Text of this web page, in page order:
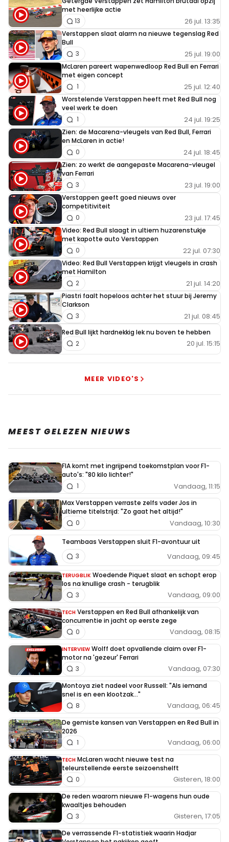
met heerlijke actie
26 jul. 13:35
13
Verstappen slaat alarm na nieuwe tegenslag Red
Bull
25 jul. 19:00
3
McLaren pareert wapenwedloop Red Bull en Ferrari
met eigen concept
25 jul. 12:40
1
Worstelende Verstappen heeft met Red Bull nog
veel werk te doen
24 jul. 19:25
1
Zien: de Macarena-vleugels van Red Bull, Ferrari
en McLaren in actie!
24 jul. 18:45
0
Zien: zo werkt de aangepaste Macarena-vleugel
van Ferrari
23 jul. 19:00
3
Verstappen geeft goed nieuws over
competitiviteit
23 jul. 17:45
0
Video: Red Bull slaagt in ultiem huzarenstukje
met kapotte auto Verstappen
22 jul. 07:30
0
Video: Red Bull Verstappen krijgt vleugels in crash
met Hamilton
21 jul. 14:20
2
Piastri faalt hopeloos achter het stuur bij Jeremy
Clarkson
21 jul. 08:45
3
Red Bull lijkt hardnekkig lek nu boven te hebben
20 jul. 15:15
2
MEER VIDEO'S
MEEST GELEZEN NIEUWS
FIA komt met ingrijpend toekomstplan voor F1-
auto's: "80 kilo lichter!"
Vandaag, 11:15
1
Max Verstappen verraste zelfs vader Jos in
ultieme titelstrijd: "Zo gaat het altijd!"
Vandaag, 10:30
0
Teambaas Verstappen sluit F1-avontuur uit
Vandaag, 09:45
3
TERUGBLIK Woedende Piquet slaat en schopt erop
los na knullige crash - terugblik
Vandaag, 09:00
3
TECH Verstappen en Red Bull afhankelijk van
concurrentie in jacht op eerste zege
Vandaag, 08:15
0
INTERVIEW Wolff doet opvallende claim over F1-
motor na 'gezeur' Ferrari
Vandaag, 07:30
3
Montoya ziet nadeel voor Russell: "Als iemand
snel is en een klootzak..."
Vandaag, 06:45
8
De gemiste kansen van Verstappen en Red Bull in
2026
Vandaag, 06:00
1
TECH McLaren wacht nieuwe test na
teleurstellende eerste seizoenshelft
Gisteren, 18:00
0
De reden waarom nieuwe F1-wagens hun oude
kwaaltjes behouden
Gisteren, 17:05
3
De verrassende F1-statistiek waarin Hadjar